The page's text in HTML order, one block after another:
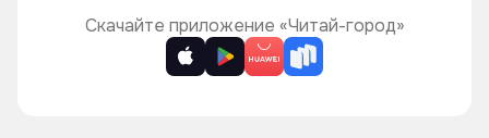
Скачайте приложение «Читай-город»